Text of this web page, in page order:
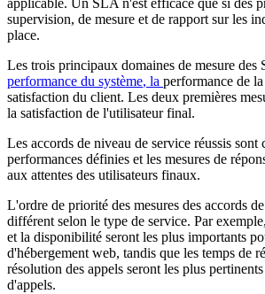
applicable. Un SLA n'est efficace que si des
supervision, de mesure et de rapport sur les
place.
Les trois principaux domaines de mesure des
performance du système, la performance de la
satisfaction du client. Les deux premières
la satisfaction de l'utilisateur final.
Les accords de niveau de service réussis sont
performances définies et les mesures de
aux attentes des utilisateurs finaux.
L'ordre de priorité des mesures des accords
différent selon le type de service. Par
et la disponibilité seront les plus importants
d'hébergement web, tandis que les temps de
résolution des appels seront les plus
d'appels.